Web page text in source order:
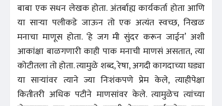
बाबा एक सधन लेखक होता. अंतर्बाह्य कार्यकर्ता होता आणि
या साऱ्या पलीकडे जाऊन तो एक अत्यंत स्वच्छ, निखळ
मनाचा माणूस होता. ‘हे जग मी सुंदर करून जाईन’ अशी
आकांक्षा बाळगणारी काही पाक मनाची माणसं असतात, त्या
कोटीतला तो होता. त्यामुळे शब्द, रेषा, अगदी कागदाच्या घड्या
या साऱ्यांवर त्याने ज्या निःशंकपणे प्रेम केले, त्याहीपेक्षा
कितीतरी अधिक पटीने माणसांवर केले. त्यामुळेच त्यांच्या